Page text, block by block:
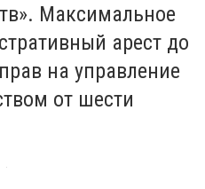
Максимальное
арест до
на управление
от шести